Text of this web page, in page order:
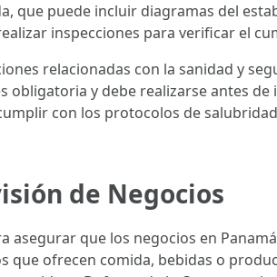
que puede incluir diagramas del
inspecciones para verificar el
relacionadas con la sanidad y
obligatoria y debe realizarse antes
con los protocolos de
de Negocios
asegurar que los negocios en
que ofrecen comida, bebidas o